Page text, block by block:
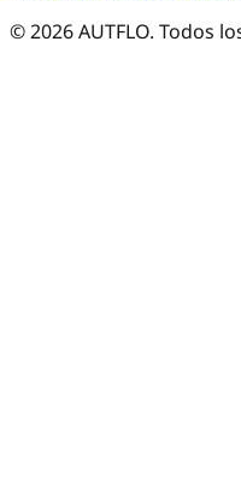
©2026AUTFLO. Todos